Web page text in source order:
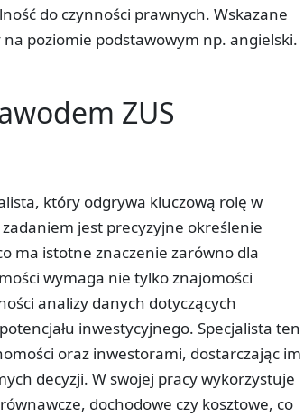
do czynności prawnych. Wskazane
poziomie podstawowym np. angielski.
ZUS
który odgrywa kluczową rolę w
jest precyzyjne określenie
ma istotne znaczenie zarówno dla
wymaga nie tylko znajomości
analizy danych dotyczących
inwestycyjnego. Specjalista ten
oraz inwestorami, dostarczając im
decyzji. W swojej pracy wykorzystuje
dochodowe czy kosztowe, co